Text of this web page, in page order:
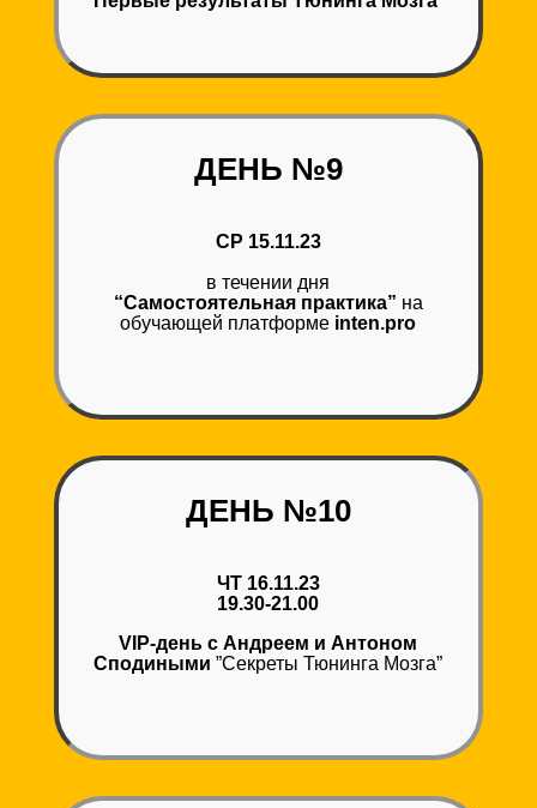
ДЕНЬ №9
СР 15.11.23
в течении дня
“Самостоятельная практика” на
обучающей платформе inten.pro
ДЕНЬ №10
ЧТ 16.11.23
19.30-21.00
VIP-день с Андреем и Антоном
Сподиными”Секреты Тюнинга Мозга”